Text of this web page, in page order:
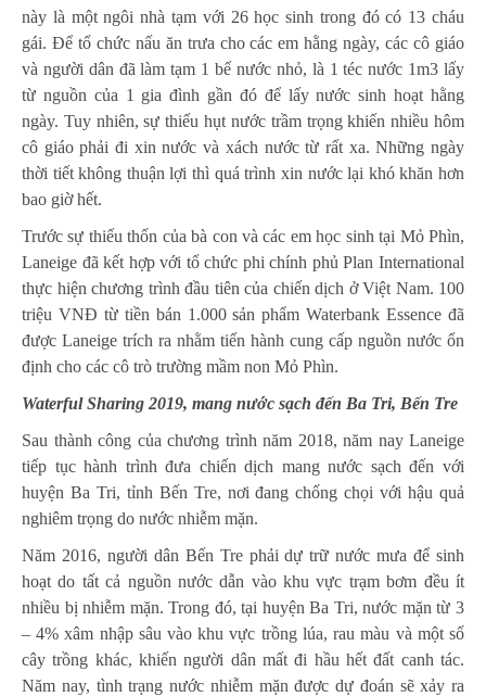
này là một ngôi nhà tạm với 26 học sinh trong đó có 13 cháu
gái. Để tổ chức nấu ăn trưa cho các em hằng ngày, các cô giáo
và người dân đã làm tạm 1 bể nước nhỏ, là 1 téc nước 1m3 lấy
từ nguồn của 1 gia đình gần đó để lấy nước sinh hoạt hằng
ngày. Tuy nhiên, sự thiếu hụt nước trầm trọng khiến nhiều hôm
cô giáo phải đi xin nước và xách nước từ rất xa. Những ngày
thời tiết không thuận lợi thì quá trình xin nước lại khó khăn hơn
bao giờ hết.
Trước sự thiếu thốn của bà con và các em học sinh tại Mỏ Phìn,
Laneige đã kết hợp với tổ chức phi chính phủ Plan International
thực hiện chương trình đầu tiên của chiến dịch ở Việt Nam. 100
triệu VNĐ từ tiền bán 1.000 sản phẩm Waterbank Essence đã
được Laneige trích ra nhằm tiến hành cung cấp nguồn nước ổn
định cho các cô trò trường mầm non Mỏ Phìn.
Waterful Sharing 2019, mang nước sạch đến Ba Tri, Bến Tre
Sau thành công của chương trình năm 2018, năm nay Laneige
tiếp tục hành trình đưa chiến dịch mang nước sạch đến với
huyện Ba Tri, tỉnh Bến Tre, nơi đang chống chọi với hậu quả
nghiêm trọng do nước nhiễm mặn.
Năm 2016, người dân Bến Tre phải dự trữ nước mưa để sinh
hoạt do tất cả nguồn nước dẫn vào khu vực trạm bơm đều ít
nhiều bị nhiễm mặn. Trong đó, tại huyện Ba Tri, nước mặn từ 3
– 4% xâm nhập sâu vào khu vực trồng lúa, rau màu và một số
cây trồng khác, khiến người dân mất đi hầu hết đất canh tác.
Năm nay, tình trạng nước nhiễm mặn được dự đoán sẽ xảy ra